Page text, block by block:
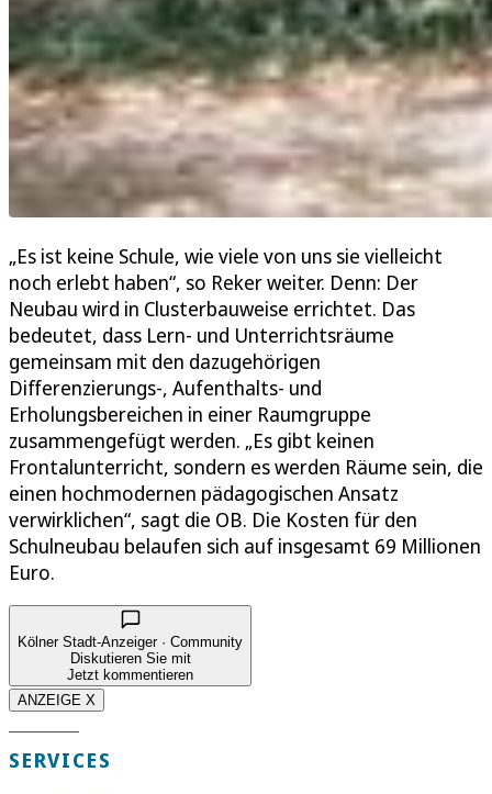
„Es ist keine Schule, wie viele von uns sie vielleicht
noch erlebt haben“, so Reker weiter. Denn: Der
Neubau wird in Clusterbauweise errichtet. Das
bedeutet, dass Lern- und Unterrichtsräume
gemeinsam mit den dazugehörigen
Differenzierungs-, Aufenthalts- und
Erholungsbereichen in einer Raumgruppe
zusammengefügt werden. „Es gibt keinen
Frontalunterricht, sondern es werden Räume sein, die
einen hochmodernen pädagogischen Ansatz
verwirklichen“, sagt die OB. Die Kosten für den
Schulneubau belaufen sich auf insgesamt 69 Millionen
Euro.
Kölner Stadt-Anzeiger · Community
Diskutieren Sie mit
Jetzt kommentieren
ANZEIGE X
SERVICES